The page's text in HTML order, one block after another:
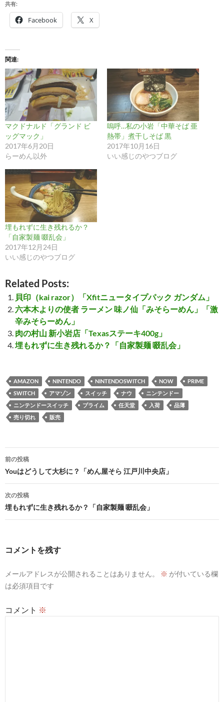
共有:
Facebook X
関連
マクドナルド「グランド ビ
ッグマック」
2017年6月20日
らーめん以外
嗚呼…私の小岩「中華そば 亜
熱帯」煮干しそば 黒
2017年10月16日
いい感じのやつブログ
埋もれずに生き残れるか？
「自家製麺 啜乱会」
2017年12月24日
いい感じのやつブログ
Related Posts:
貝印（kai razor）「Xfitニュータイプパック ガンダム」
六本木よりの使者 ラーメン 味ノ仙「みそらーめん」「激
辛みそらーめん」
肉の村山 新小岩店「Texasステーキ400g」
埋もれずに生き残れるか？「自家製麺 啜乱会」
AMAZON NINTENDO NINTENDOSWITCH NOW
PRIME
SWITCH
アマゾン スイッチ ナウ
ニンテンドー
ニンテンドースイッチ
プライム 任天堂 入荷
品薄
売り切れ
販売
投
稿
ナ
ビ
ゲ
ョ
前の投稿
Youはどうして大杉に？「めん屋そら 江戸川中央店」
次の投稿
埋もれずに生き残れるか？「自家製麺 啜乱会」
コメントを残す
メールアドレスが公開されることはありません。 ※ が付いている欄
は必須項目です
コメント ※